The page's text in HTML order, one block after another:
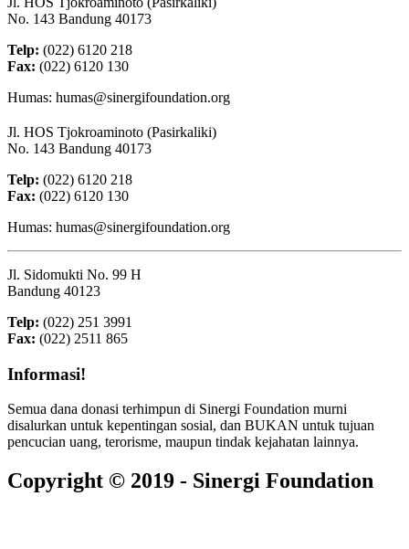
No. 143 Bandung 40173
Telp: (022) 6120 218
Fax: (022) 6120 130
Humas: humas@sinergifoundation.org
Jl. HOS Tjokroaminoto (Pasirkaliki)
No. 143 Bandung 40173
Telp: (022) 6120 218
Fax: (022) 6120 130
Humas: humas@sinergifoundation.org
Jl. Sidomukti No. 99 H
Bandung 40123
Telp: (022) 251 3991
Fax: (022) 2511 865
Informasi!
Semua dana donasi terhimpun di Sinergi Foundation murni
disalurkan untuk kepentingan sosial, dan BUKAN untuk tujuan
pencucian uang, terorisme, maupun tindak kejahatan lainnya.
Copyright © 2019 - Sinergi Foundation